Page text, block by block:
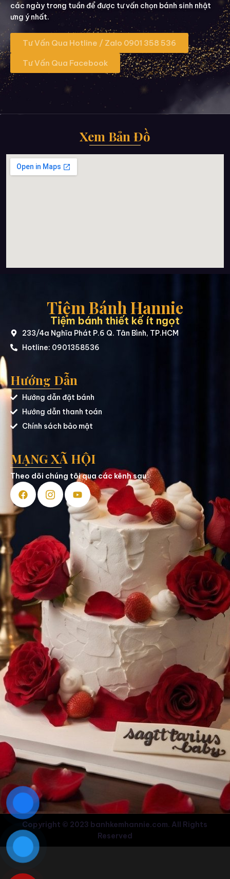
các ngày trong tuần để được tư vấn chọn bánh sinh nhật
ưng ý nhất.
Tư Vấn Qua Hotline / Zalo 0901 358 536
Tư Vấn Qua Facebook
Xem Bản Đồ
Tiệm Bánh Hannie
Tiệm bánh thiết kế ít ngọt
233/4a Nghĩa Phát P.6 Q. Tân Bình, TP.HCM
Hotline: 0901358536
Hướng Dẫn
Hướng dẫn đặt bánh
Hướng dẫn thanh toán
Chính sách bảo mật
MẠNG XÃ HỘI
Theo dõi chúng tôi qua các kênh sau
Copyright © 2023 banhkemhannie.com. All Rights
Reserved